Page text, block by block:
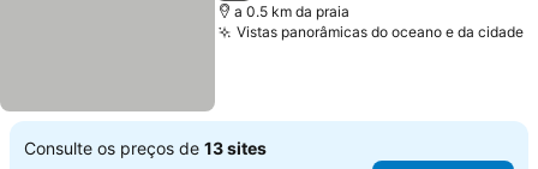
a 0.5 km da praia
Vistas panorâmicas do oceano e da cidade
Consulte os preços de 13 sites